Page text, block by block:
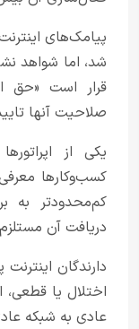
پیامک‌های
شد، اما شواهد
قرار است «حق
صلاحیت آنها
یکی از
کسب‌وکارها
کم‌محدودتر به
دریافت آن
دارندگان
اختلال یا قطعی،
عادی به شبکه